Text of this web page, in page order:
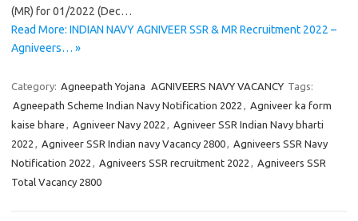
(MR) for 01/2022 (Dec…
Read More: INDIAN NAVY AGNIVEER SSR & MR Recruitment 2022 –
Agniveers… »
Category: Agneepath Yojana AGNIVEERS NAVY VACANCY Tags:
Agneepath Scheme Indian Navy Notification 2022 , Agniveer ka form
kaise bhare , Agniveer Navy 2022 , Agniveer SSR Indian Navy bharti
2022 , Agniveer SSR Indian navy Vacancy 2800, Agniveers SSR Navy
Notification 2022 , Agniveers SSR recruitment 2022 , Agniveers SSR
Total Vacancy 2800